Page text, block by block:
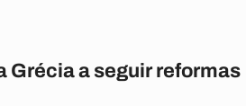
Grécia a seguir reformas